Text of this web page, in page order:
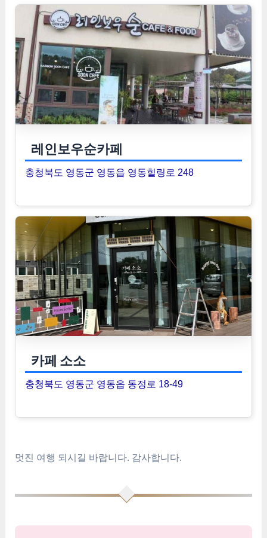
레인보우순카페
충청북도 영동군 영동읍 영동힐링로 248
카페 소소
충청북도 영동군 영동읍 동정로 18-49
멋진 여행 되시길 바랍니다. 감사합니다.